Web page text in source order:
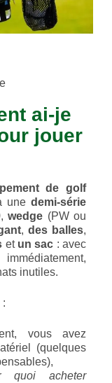
ai-je
jouer
de golf
unedemi-série
,wedge (PW ou
, des balles,
et un sac : avec
inutiles.
:
vous avez
(quelques
quoi acheter